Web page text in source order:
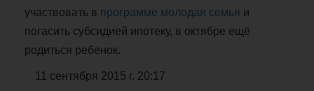
участвовать в программе молодая семья и
погасить субсидией ипотеку, в октябре ещё
родиться ребенок.
11 сентября 2015 г. 20:17